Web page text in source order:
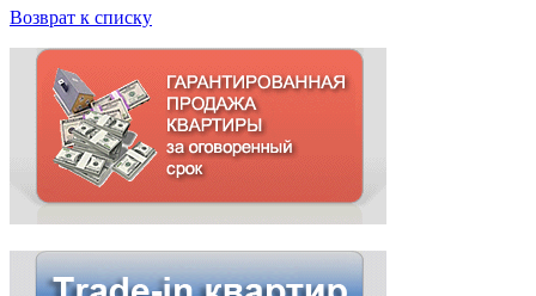
Возврат к списку